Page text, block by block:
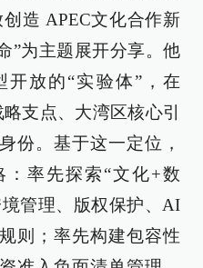
造 APEC文化合作新
”为主题展开分享。他
放的“实验体”，在
支点、大湾区核心引
份。基于这一定位，
：率先探索“文化+数
管理、版权保护、AI
则；率先构建包容性